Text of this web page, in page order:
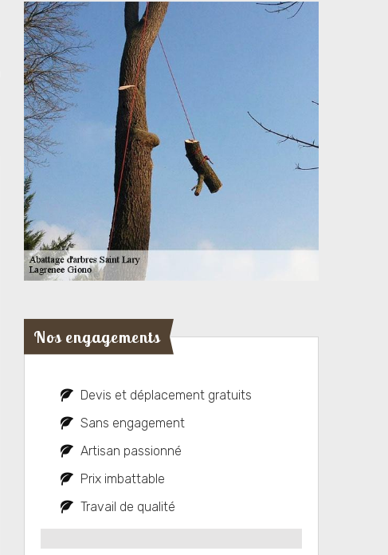
Nos engagements
Devis et déplacement gratuits
Sans engagement
Artisan passionné
Prix imbattable
Travail de qualité